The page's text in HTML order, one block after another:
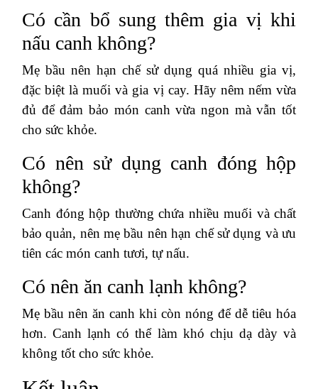
Có cần bổ sung thêm gia vị khi
nấu canh không?
Mẹ bầu nên hạn chế sử dụng quá nhiều gia vị,
đặc biệt là muối và gia vị cay. Hãy nêm nếm vừa
đủ để đảm bảo món canh vừa ngon mà vẫn tốt
cho sức khỏe.
Có nên sử dụng canh đóng hộp
không?
Canh đóng hộp thường chứa nhiều muối và chất
bảo quản, nên mẹ bầu nên hạn chế sử dụng và ưu
tiên các món canh tươi, tự nấu.
Có nên ăn canh lạnh không?
Mẹ bầu nên ăn canh khi còn nóng để dễ tiêu hóa
hơn. Canh lạnh có thể làm khó chịu dạ dày và
không tốt cho sức khỏe.